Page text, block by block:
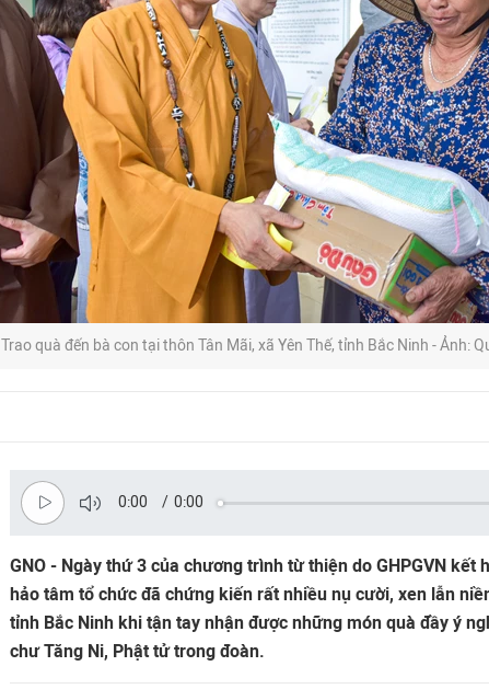
Trao quà đến bà con tại thôn Tân Mãi, xã Yên Thế, tỉnh Bắc Ninh - Ảnh:
0:00 / 0:00
GNO - Ngày thứ 3 của chương trình từ thiện do GHPGVN kết
hảo tâm tổ chức đã chứng kiến rất nhiều nụ cười, xen lẫn
tỉnh Bắc Ninh khi tận tay nhận được những món quà đầy ý
chư Tăng Ni, Phật tử trong đoàn.